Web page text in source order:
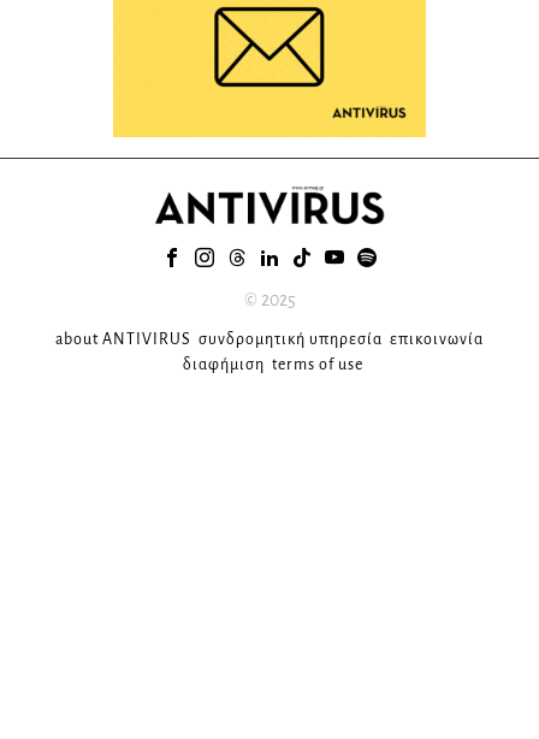
© 2025
about ANTIVIRUS συνδρομητική υπηρεσία επικοινωνία
διαφήμιση terms of use